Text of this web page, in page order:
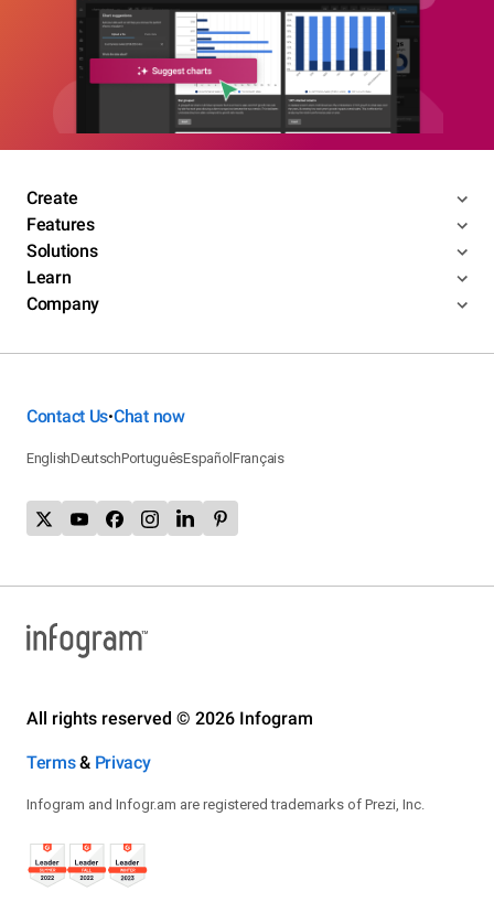
Create
Features
Solutions
Learn
Company
Contact Us•Chat now
EnglishDeutschPortuguêsEspañolFrançais
All rights reserved © 2026 Infogram
Terms& Privacy
Infogram and Infogr.am are registered trademarks of Prezi, Inc.